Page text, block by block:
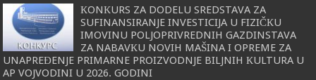
КONКURS ZA DODELU SREDSTAVA ZA
SUFINANSIRANJE INVESTICIJA U FIZIČКU
IMOVINU POLJOPRIVREDNIH GAZDINSTAVA
ZA NABAVКU NOVIH MAŠINA I OPREME ZA
UNAPREĐENJE PRIMARNE PROIZVODNJE BILJNIH КULTURA U
AP VOJVODINI U 2026. GODINI